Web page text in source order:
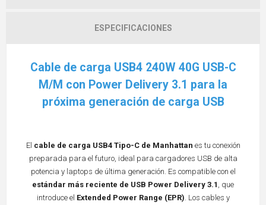
ESPECIFICACIONES
Cable de carga USB4 240W 40G USB-C
M/M con Power Delivery 3.1 para la
próxima generación de carga USB
El cable de carga USB4 Tipo-C de Manhattan es tu conexión
preparada para el futuro, ideal para cargadores USB de alta
potencia y laptops de última generación. Es compatible con el
estándar más reciente de USB Power Delivery 3.1 , que
introduce el Extended Power Range (EPR) . Los cables y